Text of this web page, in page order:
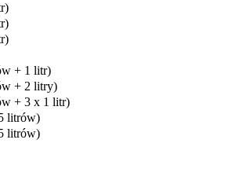
+ 1 litr)
+ 2 litry)
+ 3 x 1 litr)
litrów)
litrów)